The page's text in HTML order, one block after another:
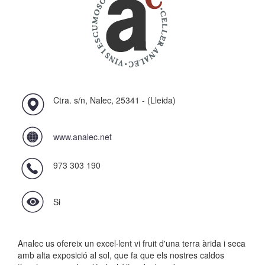
Ctra. s/n, Nalec, 25341 - (Lleida)
www.analec.net
973 303 190
Si
Analec us ofereix un excel·lent vi fruit d'una terra àrida i seca
amb alta exposició al sol, que fa que els nostres caldos